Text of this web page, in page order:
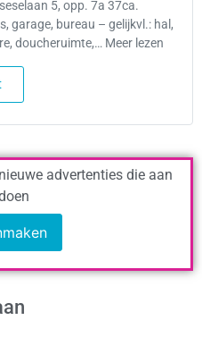
5, opp. 7a 37ca.
garage, bureau – gelijkvl.: hal,
doucheruimte,… Meer lezen
advertenties die aan